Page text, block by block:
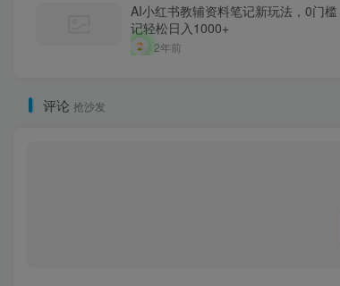
AI小红书教辅资料笔记新玩法，0门
记轻松日入1000+
2年前
评论 抢沙发